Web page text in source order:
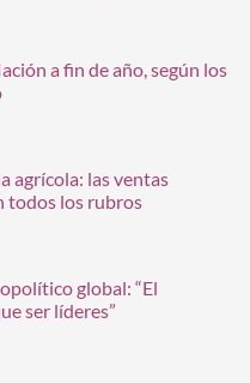
a fin de año, según los
agrícola: las ventas
todos los rubros
global: “El
ser líderes”